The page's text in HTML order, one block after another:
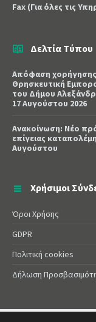
Fax (Για όλες τις
Δελτία Τύπου
Απόφαση
Θρησκευτική
του Δήμου
17 Αυγούστου 2026
Ανακοίνωση: Νέο
επίγειας
Αυγούστου
Χρήσιμοι
Όροι Χρήσης
GDPR
Πολιτική cookies
Δήλωση